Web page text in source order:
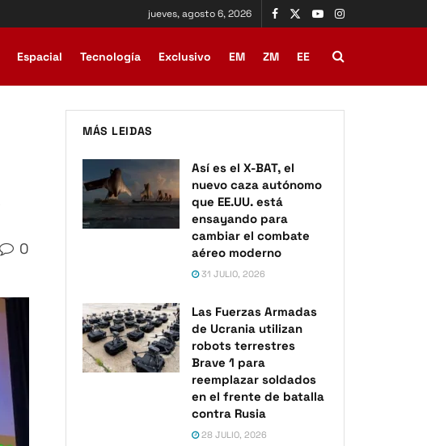
jueves, agosto 6, 2026
Espacial Tecnología Exclusivo EM ZM EE
0
MÁS LEIDAS
Así es el X-BAT, el
nuevo caza autónomo
que EE.UU. está
ensayando para
cambiar el combate
aéreo moderno
31 JULIO, 2026
Las Fuerzas Armadas
de Ucrania utilizan
robots terrestres
Brave 1 para
reemplazar soldados
en el frente de batalla
contra Rusia
28 JULIO, 2026